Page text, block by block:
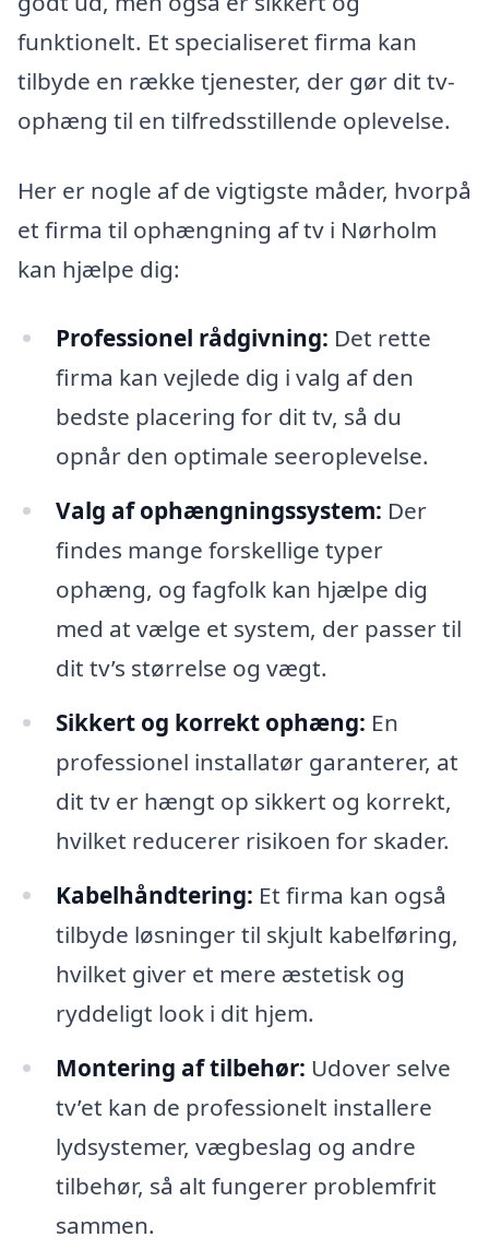
funktionelt. Et specialiseret firma kan
tilbyde en række tjenester, der gør dit tv-
ophæng til en tilfredsstillende oplevelse.
Her er nogle af de vigtigste måder, hvorpå
et firma til ophængning af tv i Nørholm
kan hjælpe dig:
Professionel rådgivning: Det rette
firma kan vejlede dig i valg af den
bedste placering for dit tv, så du
opnår den optimale seeroplevelse.
Valg af ophængningssystem: Der
findes mange forskellige typer
ophæng, og fagfolk kan hjælpe dig
med at vælge et system, der passer til
dit tv’s størrelse og vægt.
Sikkert og korrekt ophæng: En
professionel installatør garanterer, at
dit tv er hængt op sikkert og korrekt,
hvilket reducerer risikoen for skader.
Kabelhåndtering: Et firma kan også
tilbyde løsninger til skjult kabelføring,
hvilket giver et mere æstetisk og
ryddeligt look i dit hjem.
Montering af tilbehør: Udover selve
tv’et kan de professionelt installere
lydsystemer, vægbeslag og andre
tilbehør, så alt fungerer problemfrit
sammen.